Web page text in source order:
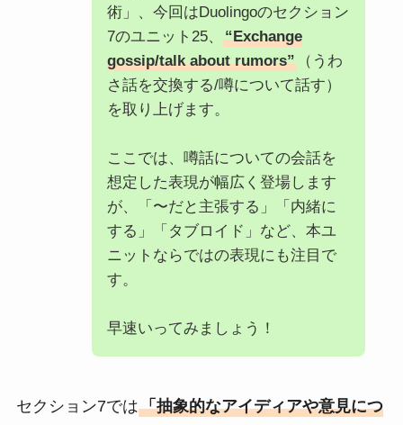
術」、今回はDuolingoのセクション
7のユニット25、
“Exchange
gossip/talk about rumors”（うわ
さ話を交換する/噂について話す）
を取り上げます。
ここでは、噂話についての会話を
想定した表現が幅広く登場します
が、「〜だと主張する」「内緒に
する」「タブロイド」など、本ユ
ニットならではの表現にも注目で
す。
早速いってみましょう！
セクション7では「抽象的なアイディアや意見につ